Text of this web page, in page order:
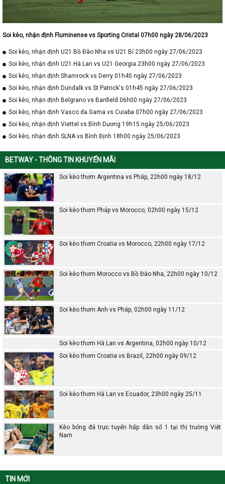
Soi kèo, nhận định Fluminense vs Sporting Cristal 07h00 ngày 28/06/2023
Soi kèo, nhận định U21 Bồ Đào Nha vs U21 Bỉ 23h00 ngày 27/06/2023
Soi kèo, nhận định U21 Hà Lan vs U21 Georgia 23h00 ngày 27/06/2023
Soi kèo, nhận định Shamrock vs Derry 01h45 ngày 27/06/2023
Soi kèo, nhận định Dundalk vs St Patrick's 01h45 ngày 27/06/2023
Soi kèo, nhận định Belgrano vs Banfield 06h00 ngày 27/06/2023
Soi kèo, nhận định Vasco da Gama vs Cuiaba 07h00 ngày 27/06/2023
Soi kèo, nhận định Viettel vs Bình Dương 19h15 ngày 25/06/2023
Soi kèo, nhận định SLNA vs Bình Định 18h00 ngày 25/06/2023
BETWAY - THÔNG TIN KHUYẾN MÃI
Soi kèo thơm Argentina vs Pháp, 22h00 ngày 18/12
Soi kèo thơm Pháp vs Morocco, 02h00 ngày 15/12
Soi kèo thơm Croatia vs Morocco, 22h00 ngày 17/12
Soi kèo thơm Morocco vs Bồ Đào Nha, 22h00 ngày 10/12
Soi kèo thơm Anh vs Pháp, 02h00 ngày 11/12
Soi kèo thơm Hà Lan vs Argentina, 02h00 ngày 10/12
Soi kèo thơm Croatia vs Brazil, 22h00 ngày 09/12
Soi kèo thơm Hà Lan vs Ecuador, 23h00 ngày 25/11
Kèo bóng đá trực tuyến hấp dẫn số 1 tại thị trường Việt
Nam
TIN MỚI